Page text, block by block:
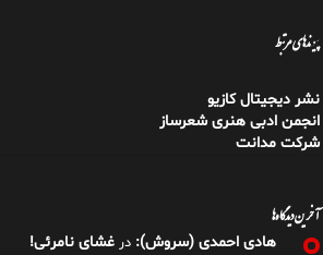
پیوندهای مرتبط
نشر دیجیتال کازیو
انجمن ادبی هنری شعرساز
شرکت مدانت
آخرین دیدگاه‌ها
هادی احمدی (سروش): در غشای نامرئی!